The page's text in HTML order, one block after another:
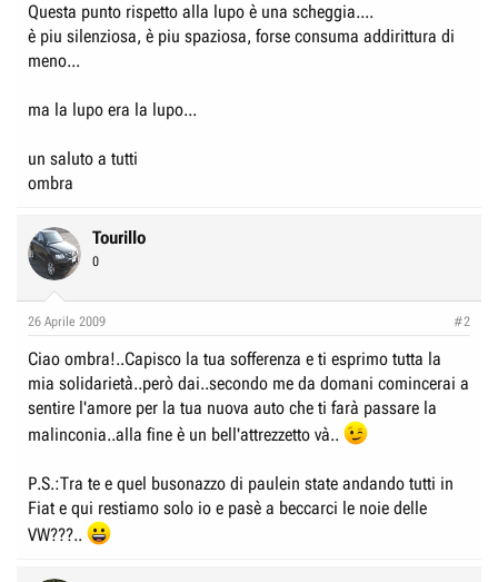
i
o
n
Questa punto rispetto alla lupo è una scheggia....
è piu silenziosa, è piu spaziosa, forse consuma addirittura di
meno...
ma la lupo era la lupo...
un saluto a tutti
ombra
Tourillo
0
26 Aprile 2009 #2
Ciao ombra!..Capisco la tua sofferenza e ti esprimo tutta la
mia solidarietà..però dai..secondo me da domani comincerai a
sentire l'amore per la tua nuova auto che ti farà passare la
malinconia..alla fine è un bell'attrezzetto và..
P.S.:Tra te e quel busonazzo di paulein state andando tutti in
Fiat e qui restiamo solo io e pasè a beccarci le noie delle
VW???..